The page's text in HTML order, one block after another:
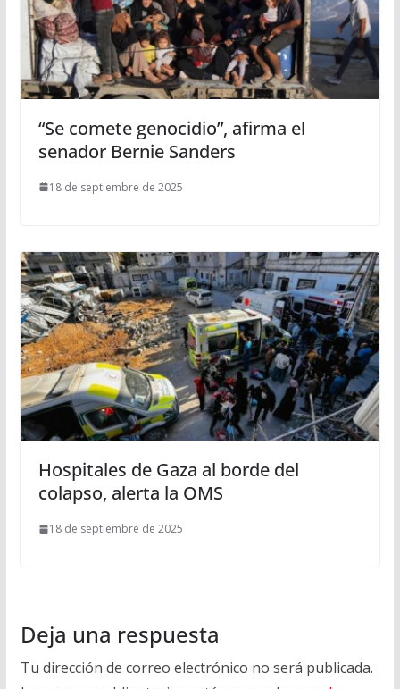
“Se comete genocidio”, afirma el
senador Bernie Sanders
18 de septiembre de 2025
Hospitales de Gaza al borde del
colapso, alerta la OMS
18 de septiembre de 2025
Deja una respuesta
Tu dirección de correo electrónico no será publicada.